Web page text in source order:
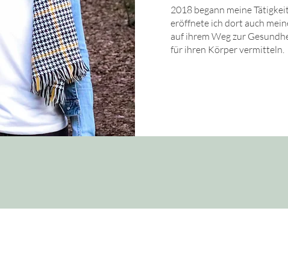
2018 begann meine
eröffnete ich dort auch
auf ihrem Weg zur
für ihren Körper vermitteln.